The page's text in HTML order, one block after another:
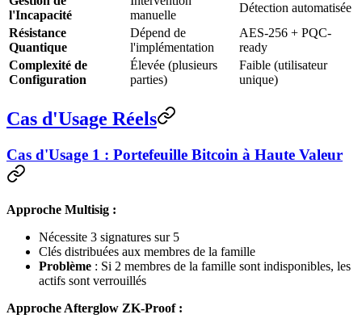
l'Incapacité
manuelle
Détection automatisée
Résistance
Quantique
Dépend de
l'implémentation
AES-256 + PQC-
ready
Complexité de
Configuration
Élevée (plusieurs
parties)
Faible (utilisateur
unique)
Cas d'Usage Réels
Cas d'Usage 1 : Portefeuille Bitcoin à Haute Valeur
Approche Multisig :
Nécessite 3 signatures sur 5
Clés distribuées aux membres de la famille
Problème : Si 2 membres de la famille sont indisponibles, les
actifs sont verrouillés
Approche Afterglow ZK-Proof :